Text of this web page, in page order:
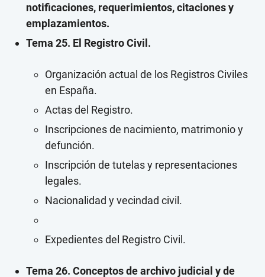
notificaciones, requerimientos, citaciones y
emplazamientos.
Tema 25. El Registro Civil.
Organización actual de los Registros Civiles
en España.
Actas del Registro.
Inscripciones de nacimiento, matrimonio y
defunción.
Inscripción de tutelas y representaciones
legales.
Nacionalidad y vecindad civil.
Expedientes del Registro Civil.
Tema 26. Conceptos de archivo judicial y de